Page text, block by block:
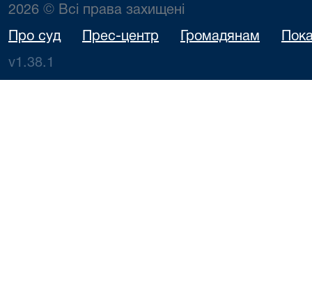
2026 © Всі права захищені
Про суд Прес-центр Громадянам
v1.38.1